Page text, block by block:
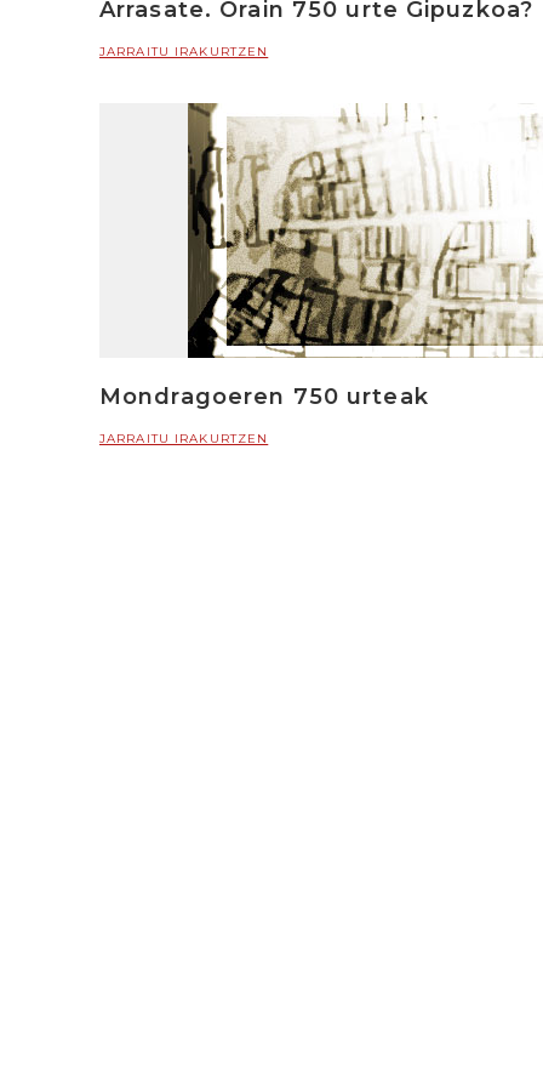
Arrasate. Orain 750 urte Gipuzkoa?
JARRAITU IRAKURTZEN
Mondragoeren 750 urteak
JARRAITU IRAKURTZEN